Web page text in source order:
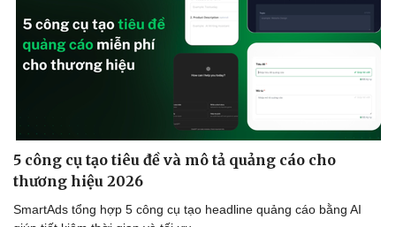
Sức khỏe
Dinh dưỡng - món ngon
Sản phụ khoa
Đời sống
Tình yêu - Gia đình
5 công cụ tạo tiêu đề và mô tả quảng cáo cho
thương hiệu 2026
SmartAds tổng hợp 5 công cụ tạo headline quảng cáo bằng AI